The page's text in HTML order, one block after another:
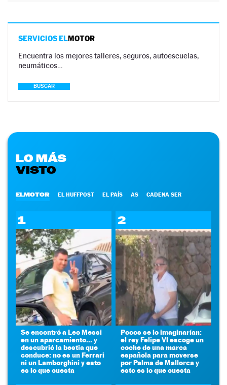
SERVICIOS ELMOTOR
Encuentra los mejores talleres, seguros, autoescuelas,
neumáticos…
BUSCAR
LO MÁS
VISTO
ELMOTOR EL HUFFPOST EL PAÍS AS CADENA SER
1
Se encontró a Leo Messi
en un aparcamiento... y
descubrió la bestia que
conduce: no es un Ferrari
ni un Lamborghini y esto
es lo que cuesta
2
Pocos se lo imaginarían:
el rey Felipe VI escoge un
coche de una marca
española para moverse
por Palma de Mallorca y
esto es lo que cuesta